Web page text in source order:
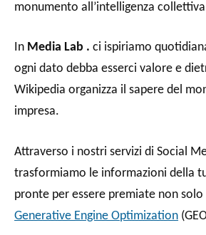
monumento all’intelligenza
In Media Lab . ci ispiriamo
ogni dato debba esserci valore e
Wikipedia organizza il sapere del
impresa.
Attraverso i nostri servizi di Social
trasformiamo le informazioni della
pronte per essere premiate non
Generative Engine Optimization